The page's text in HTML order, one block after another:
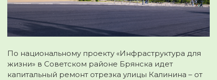
По национальному проекту «Инфраструктура для
жизни» в Советском районе Брянска идет
капитальный ремонт отрезка улицы Калинина – от